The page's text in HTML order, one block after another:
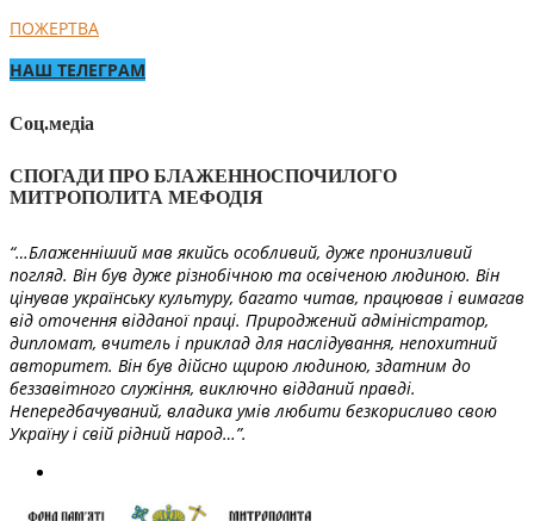
ПОЖЕРТВА
НАШ ТЕЛЕГРАМ
Соц.медіа
СПОГАДИ ПРО БЛАЖЕННОСПОЧИЛОГО
МИТРОПОЛИТА МЕФОДІЯ
“…Блаженніший мав якийсь особливий, дуже пронизливий
погляд. Він був дуже різнобічною та освіченою людиною. Він
цінував українську культуру, багато читав, працював і вимагав
від оточення відданої праці. Природжений адміністратор,
дипломат, вчитель і приклад для наслідування, непохитний
авторитет. Він був дійсно щирою людиною, здатним до
беззавітного служіння, виключно відданий правді.
Непередбачуваний, владика умів любити безкорисливо свою
Україну і свій рідний народ…”.